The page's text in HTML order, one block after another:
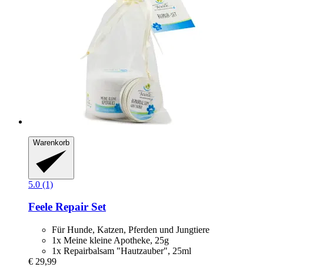
Warenkorb
5.0 (1)
Feele Repair Set
Für Hunde, Katzen, Pferden und Jungtiere
1x Meine kleine Apotheke, 25g
1x Repairbalsam "Hautzauber", 25ml
€ 29,99